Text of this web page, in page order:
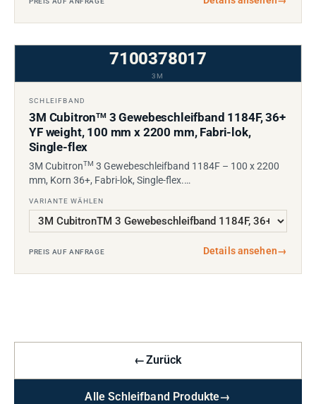
7100378017
3M
SCHLEIFBAND
3M CubitronTM3 Gewebeschleifband 1184F, 36+
YF weight, 100 mm x 2200 mm, Fabri-lok,
Single-flex
3M CubitronTM 3 Gewebeschleifband 1184F – 100 x 2200
mm, Korn 36+, Fabri-lok, Single-flex.…
VARIANTE WÄHLEN
PREIS AUF ANFRAGE Details ansehen→
←Zurück
Alle Schleifband Produkte→